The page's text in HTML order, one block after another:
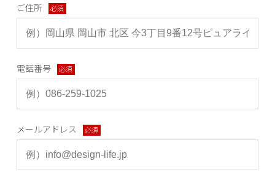
ご住所 必須
電話番号 必須
メールアドレス 必須